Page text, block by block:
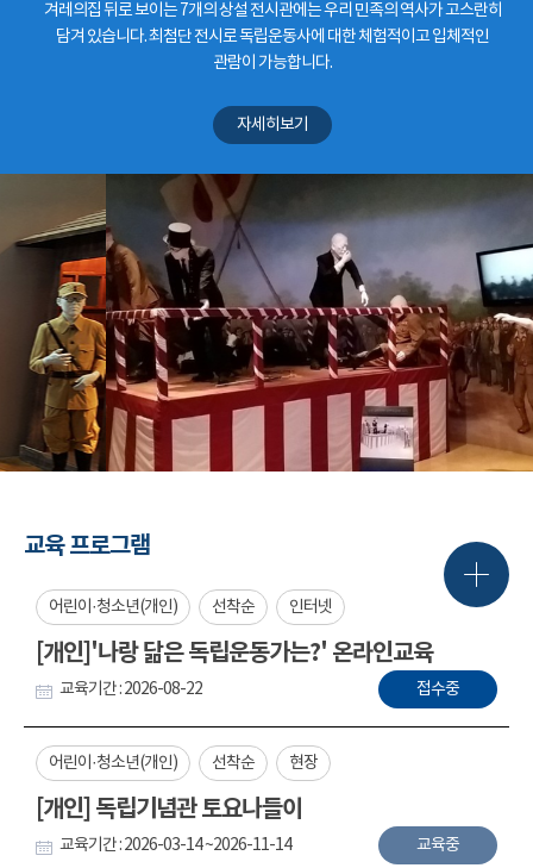
겨레의집 뒤로 보이는 7개의 상설 전시관에는 우리 민족의 역사가 고스란히
담겨 있습니다. 최첨단 전시로 독립운동사에 대한 체험적이고 입체적인
관람이 가능합니다.
자세히보기
교육 프로그램
어린이·청소년(개인) 선착순 인터넷
[개인]'나랑 닮은 독립운동가는?' 온라인교육
교육기간 : 2026-08-22 접수중
어린이·청소년(개인) 선착순 현장
[개인] 독립기념관 토요나들이
교육기간 : 2026-03-14 ~2026-11-14 교육중